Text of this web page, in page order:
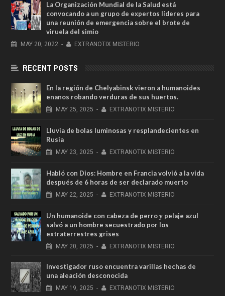
La Organización Mundial de la Salud está
convocando a un grupo de expertos líderes para
una reunión de emergencia sobre el brote de
viruela del simio
MAY 20, 2022 - EXTRANOTIX MISTERIO
RECENT POSTS
En la región de Chelyabinsk vieron a humanoides
enanos robando verduras de sus huertos.
MAY 25, 2025 - EXTRANOTIX MISTERIO
Lluvia de bolas luminosas y resplandecientes en
Rusia
MAY 23, 2025 - EXTRANOTIX MISTERIO
Habló con Dios: Hombre en Francia volvió a la vida
después de 6 horas de ser declarado muerto
MAY 22, 2025 - EXTRANOTIX MISTERIO
Un humanoide con cabeza de perro у pelaje azul
salvó a un hombre secuestrado por los
extraterrestres grises
MAY 20, 2025 - EXTRANOTIX MISTERIO
Investigador ruso encuentra varillas hechas de
una aleación desconocida
MAY 19, 2025 - EXTRANOTIX MISTERIO